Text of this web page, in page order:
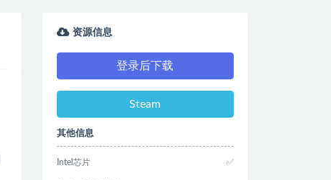
资源信息
登录后下载
Steam
其他信息
Intel芯片 ✅